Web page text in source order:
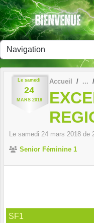
Le samedi
24
MARS 2018
Accueil
Le samedi 24 mars 2018 de
Senior Féminine 1
SF1
Panneau de gestion des